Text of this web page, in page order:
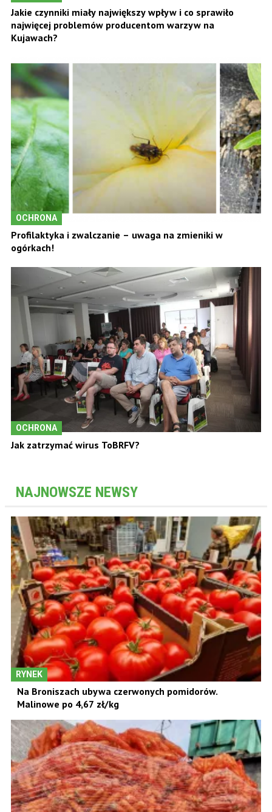
Jakie czynniki miały największy wpływ i co sprawiło
najwięcej problemów producentom warzyw na
Kujawach?
OCHRONA
Profilaktyka i zwalczanie – uwaga na zmieniki w
ogórkach!
OCHRONA
Jak zatrzymać wirus ToBRFV?
NAJNOWSZE NEWSY
RYNEK
Na Broniszach ubywa czerwonych pomidorów.
Malinowe po 4,67 zł/kg